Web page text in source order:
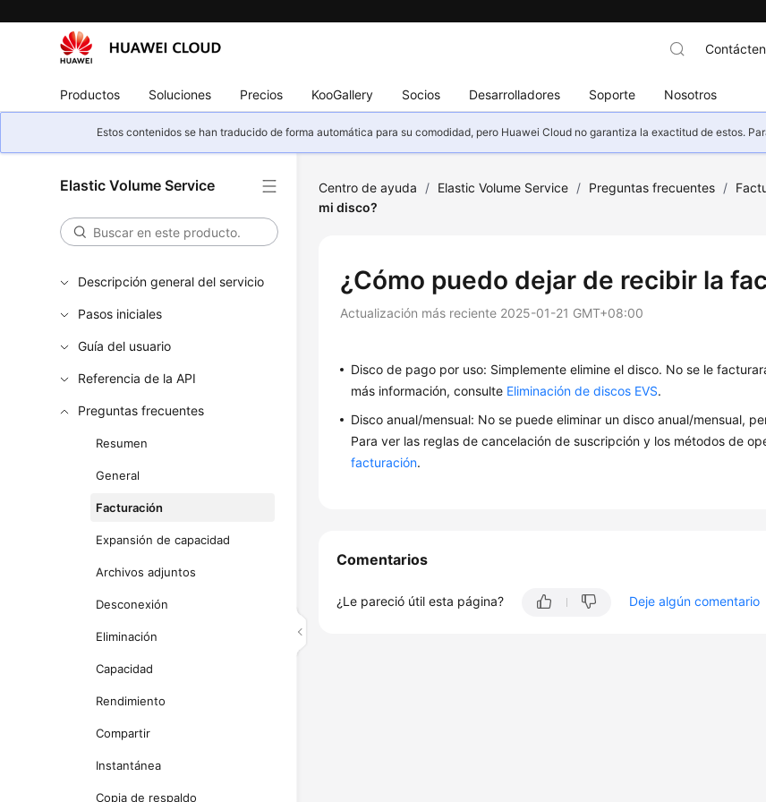
Productos Soluciones Precios KooGallery Socios Desarrolladores Soporte Nosotros
Estos contenidos se han traducido de forma automática para su comodidad, pero Huawei Cloud no garantiza la exactitud de estos.
Elastic Volume Service
Descripción general del servicio
Pasos iniciales
Guía del usuario
Referencia de la API
Preguntas frecuentes
Resumen
General
Facturación
Expansión de capacidad
Archivos adjuntos
Desconexión
Eliminación
Capacidad
Rendimiento
Compartir
Instantánea
Copia de respaldo
Centro de ayuda / Elastic Volume Service / Preguntas frecuentes /
mi disco?
¿Cómo puedo dejar de recibir la
Actualización más reciente 2025-01-21 GMT+08:00
Disco de pago por uso: Simplemente elimine el disco. No se le
más información, consulte Eliminación de discos EVS.
Disco anual/mensual: No se puede eliminar un disco anual/mensual,
Para ver las reglas de cancelación de suscripción y los métodos de
facturación.
Comentarios
¿Le pareció útil esta página? Deje algún comentario